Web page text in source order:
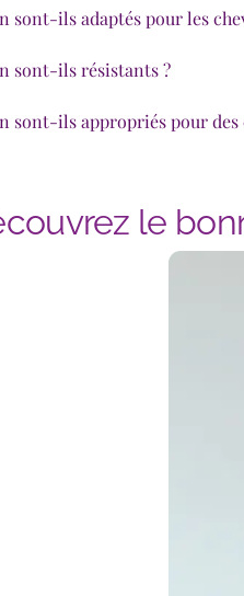
sont-ils adaptés pour les
sont-ils résistants ?
sont-ils appropriés pour des
le